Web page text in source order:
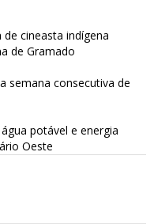
cineasta indígena
de Gramado
semana consecutiva de
potável e energia
Oeste